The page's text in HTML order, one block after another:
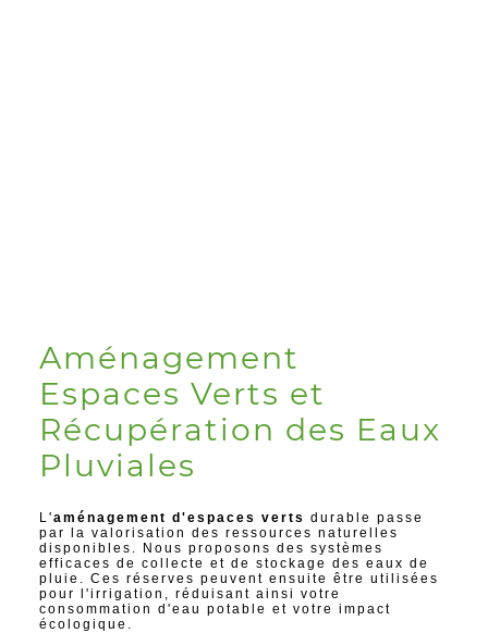
Aménagement
Espaces Verts et
Récupération des Eaux
Pluviales
L'aménagement d'espaces verts durable passe
par la valorisation des ressources naturelles
disponibles. Nous proposons des systèmes
efficaces de collecte et de stockage des eaux de
pluie. Ces réserves peuvent ensuite être utilisées
pour l'irrigation, réduisant ainsi votre
consommation d'eau potable et votre impact
écologique.